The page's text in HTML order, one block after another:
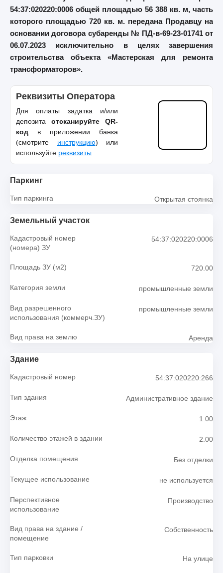
54:37:020220:0006 общей площадью 56 388 кв. м, часть
которого площадью 720 кв. м. передана Продавцу на
основании договора субаренды № ПД-в-69-23-01741 от
06.07.2023 исключительно в целях завершения
строительства объекта «Мастерская для ремонта
трансформаторов».
Реквизиты Оператора
Для оплаты задатка и/или
депозита отсканируйте QR-
код в приложении банка
(смотрите инструкцию) или
используйте реквизиты
Паркинг
Тип паркинга Открытая стоянка
Земельный участок
Кадастровый номер
(номера) ЗУ
54:37:020220:0006
Площадь ЗУ (м2) 720.00
Категория земли промышленные земли
Вид разрешенного
использования (коммерч.ЗУ)
промышленные земли
Вид права на землю Аренда
Здание
Кадастровый номер 54:37:020220:266
Тип здания Административное здание
Этаж 1.00
Количество этажей в здании 2.00
Отделка помещения Без отделки
Текущее использование не используется
Перспективное
использование
Производство
Вид права на здание /
помещение
Собственность
Тип парковки На улице